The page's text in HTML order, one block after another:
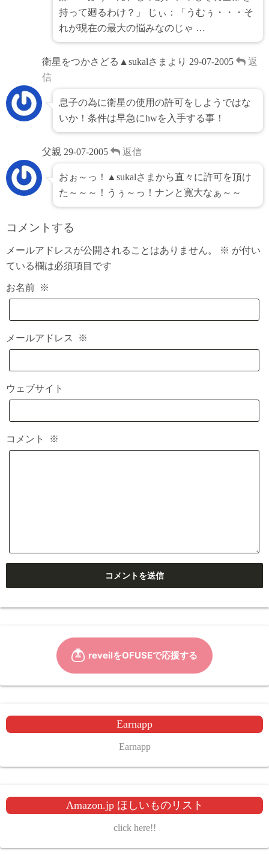
持って廻るわけ？」 じぃ：「うむぅ・・・そ
れが現在の最大の悩みなのじゃ …
衛星をつかさどる▲sukalさまより 29-07-2005
返
信
息子の為に衛星の使用の許可をしようではな
いか！条件は早急にhwを入手する事！
父親 29-07-2005 返信
おぉ～っ！▲sukalさまから直々に許可を頂け
た～～～！うぅ～っ！ナンと寛大なぁ～～
コメントする
メールアドレスが公開されることはありません。 ※ が付い
ている欄は必須項目です
お名前 ※
メールアドレス ※
ウェブサイト
コメント ※
Earnapp
Earnapp
Amazon.jp ほしいものリスト
click here!!